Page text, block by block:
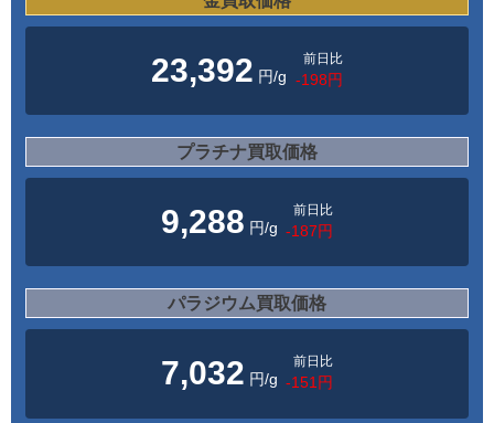
23,392 円/g
前日比
-198円
プラチナ買取価格
9,288 円/g
前日比
-187円
パラジウム買取価格
7,032 円/g
前日比
-151円